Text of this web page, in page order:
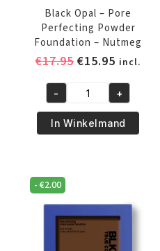
Black Opal – Pore
Perfecting Powder
Foundation – Nutmeg
€17.95
was:
€17.95.
€15.95 Huidige
is:
€15.95.
incl.
Black
Opal
–
Powder
Foundation
Nutmeg
- +
In Winkelmand
-€2.00